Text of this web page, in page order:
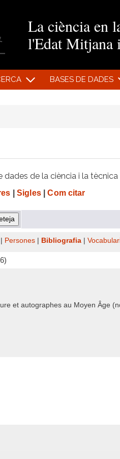
La ciència en
l'Edat Mitjana
BASES DE DADES
de la ciència i la
Sigles| Com citar
Persones Bibliografia
et autographes au Moyen Âge